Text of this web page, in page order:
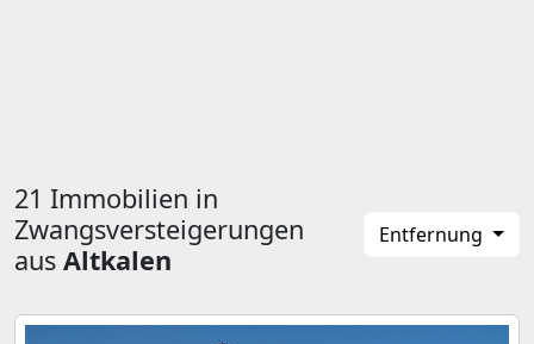
21 Immobilien in
Zwangsversteigerungen
aus Altkalen
Entfernung